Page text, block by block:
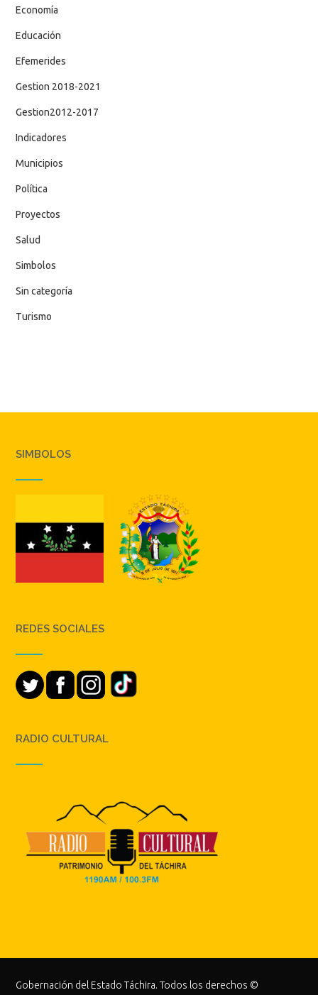
Economía
Educación
Efemerides
Gestion 2018-2021
Gestion2012-2017
Indicadores
Municipios
Política
Proyectos
Salud
Simbolos
Sin categoría
Turismo
SIMBOLOS
REDES SOCIALES
RADIO CULTURAL
Gobernación del Estado Táchira. Todos los derechos ©